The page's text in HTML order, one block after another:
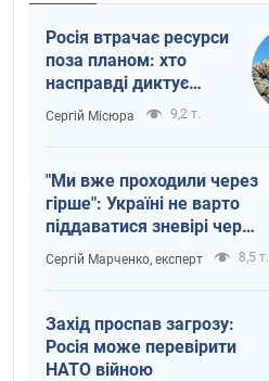
Росія втрачає ресурси
поза планом: хто
насправді диктує
темп війни
Сергій Місюра 9,2 т.
"Ми вже проходили через
гірше": Україні не варто
піддаватися зневірі через
ракетний терор
Сергій Марченко, експерт 8,5 т.
Захід проспав загрозу:
Росія може перевірити
НАТО війною